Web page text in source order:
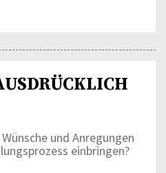
und Anregungen
einbringen?